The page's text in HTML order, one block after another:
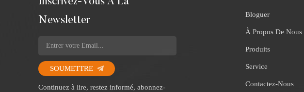
Newsletter
SOUMETTRE
Continuez à lire, restez informé, abonnez-
Bloguer
À Propos De Nous
Produits
Service
Contactez-Nous